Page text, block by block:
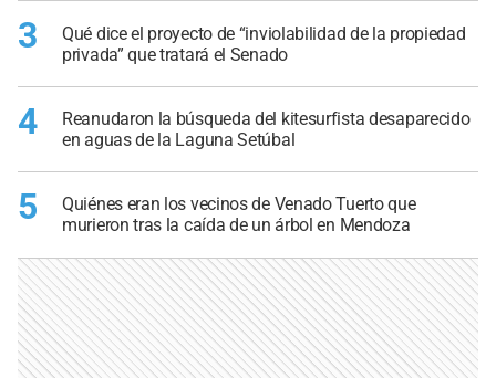
3
Qué dice el proyecto de “inviolabilidad de la propiedad
privada” que tratará el Senado
4
Reanudaron la búsqueda del kitesurfista desaparecido
en aguas de la Laguna Setúbal
5
Quiénes eran los vecinos de Venado Tuerto que
murieron tras la caída de un árbol en Mendoza